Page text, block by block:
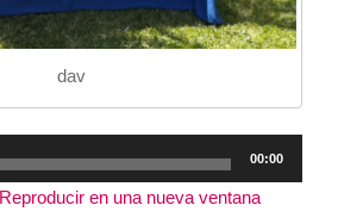
dav
00:00
Reproducir en una nueva ventana|